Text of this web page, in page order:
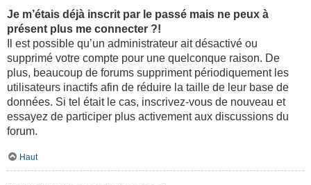
Je m’étais déjà inscrit par le passé mais ne peux à
présent plus me connecter ?!
Il est possible qu’un administrateur ait désactivé ou
supprimé votre compte pour une quelconque raison. De
plus, beaucoup de forums suppriment périodiquement les
utilisateurs inactifs afin de réduire la taille de leur base de
données. Si tel était le cas, inscrivez-vous de nouveau et
essayez de participer plus activement aux discussions du
forum.
Haut